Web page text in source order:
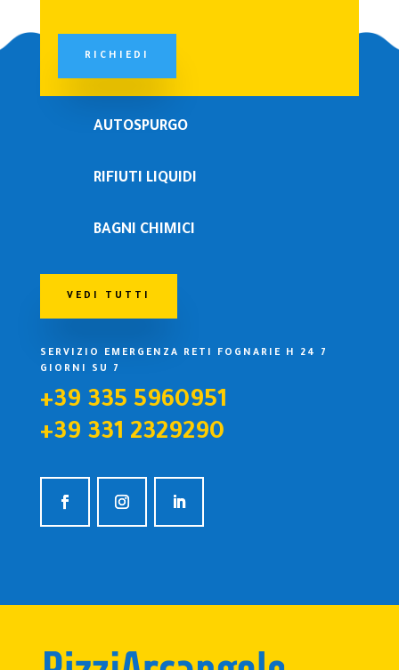
RICHIEDI
AUTOSPURGO
RIFIUTI LIQUIDI
BAGNI CHIMICI
VEDI TUTTI
SERVIZIO EMERGENZA RETI FOGNARIE H 24 7
GIORNI SU 7
+39 335 5960951
+39 331 2329290